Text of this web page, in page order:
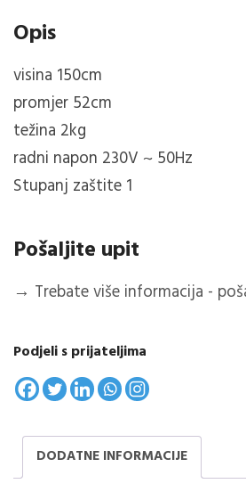
Opis
visina 150cm
promjer 52cm
težina 2kg
radni napon 230V ~ 50Hz
Stupanj zaštite 1
Pošaljite upit
→ Trebate više informacija -
Podjeli s prijateljima
DODATNE INFORMACIJE